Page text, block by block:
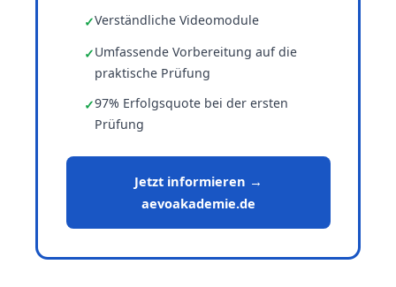
Verständliche Videomodule
Umfassende Vorbereitung auf die
praktische Prüfung
97% Erfolgsquote bei der ersten
Prüfung
Jetzt informieren →
aevoakademie.de